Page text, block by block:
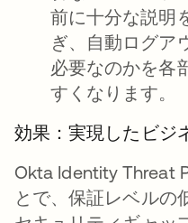
前に十分な説明
ぎ、自動ログア
必要なのかを各
すくなります。
効果：実現したビジ
Okta Identity Threat
とで、保証レベルの